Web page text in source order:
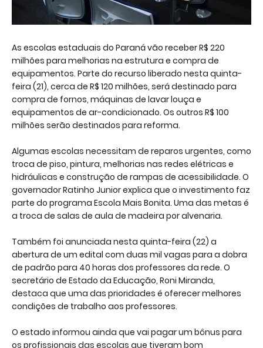
As escolas estaduais do Paraná vão receber R$ 220
milhões para melhorias na estrutura e compra de
equipamentos. Parte do recurso liberado nesta quinta-
feira (21), cerca de R$ 120 milhões, será destinado para
compra de fornos, máquinas de lavar louça e
equipamentos de ar-condicionado. Os outros R$ 100
milhões serão destinados para reforma.
Algumas escolas necessitam de reparos urgentes, como
troca de piso, pintura, melhorias nas redes elétricas e
hidráulicas e construção de rampas de acessibilidade. O
governador Ratinho Junior explica que o investimento faz
parte do programa Escola Mais Bonita. Uma das metas é
a troca de salas de aula de madeira por alvenaria.
Também foi anunciada nesta quinta-feira (22) a
abertura de um edital com duas mil vagas para a dobra
de padrão para 40 horas dos professores da rede. O
secretário de Estado da Educação, Roni Miranda,
destaca que uma das prioridades é oferecer melhores
condições de trabalho aos professores.
O estado informou ainda que vai pagar um bônus para
os profissionais das escolas que tiveram bom